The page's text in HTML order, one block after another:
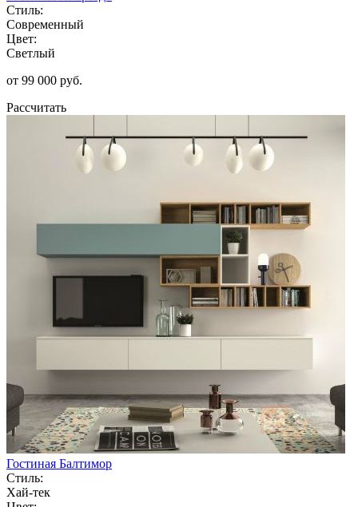
Стиль:
Современный
Цвет:
Светлый
от 99 000 руб.
Рассчитать
Гостиная Балтимор
Стиль:
Хай-тек